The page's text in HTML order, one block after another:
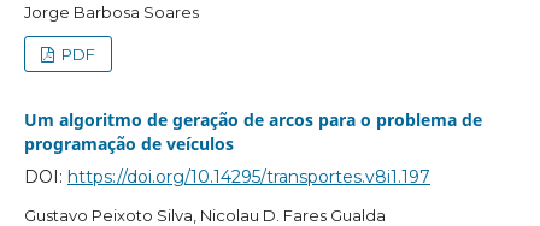
Jorge Barbosa Soares
PDF
Um algoritmo de geração de arcos para o problema de
programação de veículos
DOI: https://doi.org/10.14295/transportes.v8i1.197
Gustavo Peixoto Silva, Nicolau D. Fares Gualda